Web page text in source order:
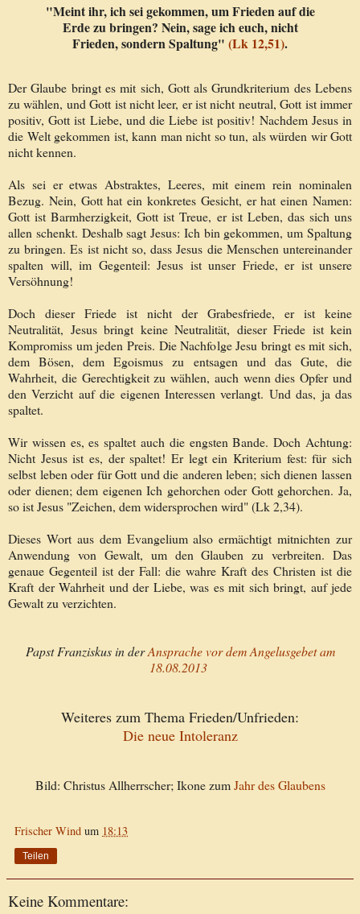
"Meint ihr, ich sei gekommen, um Frieden auf die
Erde zu bringen? Nein, sage ich euch, nicht
Frieden, sondern Spaltung" (Lk 12,51).
Der Glaube bringt es mit sich, Gott als Grundkriterium des Lebens
zu wählen, und Gott ist nicht leer, er ist nicht neutral, Gott ist immer
positiv, Gott ist Liebe, und die Liebe ist positiv! Nachdem Jesus in
die Welt gekommen ist, kann man nicht so tun, als würden wir Gott
nicht kennen.
Als sei er etwas Abstraktes, Leeres, mit einem rein nominalen
Bezug. Nein, Gott hat ein konkretes Gesicht, er hat einen Namen:
Gott ist Barmherzigkeit, Gott ist Treue, er ist Leben, das sich uns
allen schenkt. Deshalb sagt Jesus: Ich bin gekommen, um Spaltung
zu bringen. Es ist nicht so, dass Jesus die Menschen untereinander
spalten will, im Gegenteil: Jesus ist unser Friede, er ist unsere
Versöhnung!
Doch dieser Friede ist nicht der Grabesfriede, er ist keine
Neutralität, Jesus bringt keine Neutralität, dieser Friede ist kein
Kompromiss um jeden Preis. Die Nachfolge Jesu bringt es mit sich,
dem Bösen, dem Egoismus zu entsagen und das Gute, die
Wahrheit, die Gerechtigkeit zu wählen, auch wenn dies Opfer und
den Verzicht auf die eigenen Interessen verlangt. Und das, ja das
spaltet.
Wir wissen es, es spaltet auch die engsten Bande. Doch Achtung:
Nicht Jesus ist es, der spaltet! Er legt ein Kriterium fest: für sich
selbst leben oder für Gott und die anderen leben; sich dienen lassen
oder dienen; dem eigenen Ich gehorchen oder Gott gehorchen. Ja,
so ist Jesus "Zeichen, dem widersprochen wird" (Lk 2,34).
Dieses Wort aus dem Evangelium also ermächtigt mitnichten zur
Anwendung von Gewalt, um den Glauben zu verbreiten. Das
genaue Gegenteil ist der Fall: die wahre Kraft des Christen ist die
Kraft der Wahrheit und der Liebe, was es mit sich bringt, auf jede
Gewalt zu verzichten.
Papst Franziskus in derAnsprache vor dem Angelusgebet am
18.08.2013
Weiteres zum Thema Frieden/Unfrieden:
Die neue Intoleranz
Bild: Christus Allherrscher; Ikone zumJahr des Glaubens
Frischer Wind um 18:13
Teilen
Keine Kommentare: